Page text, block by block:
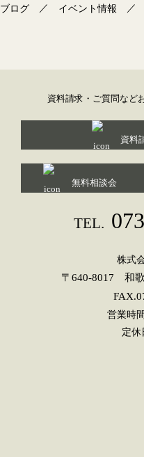
ブログ ／ イベント情報 ／
資料請求・ご質問など
資料
無料相談会
TEL.
株式
〒640-8017 和
営業時
定休